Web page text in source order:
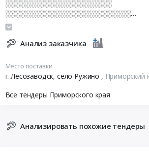
░░░░░░░░░░░░░░░░░░░░░░
░░░░░░░░░░░░░░░░░░░░░░░░░░
░░░░░░░░░░░░░░░░░░░░░░
░░░░░░░░░░░░ ░░░░░░ ░░░░░░░░
Анализ заказчика
Место поставки
г. Лесозаводск, село Ружино , Приморский
Все тендеры Приморского края
Анализировать похожие тендеры